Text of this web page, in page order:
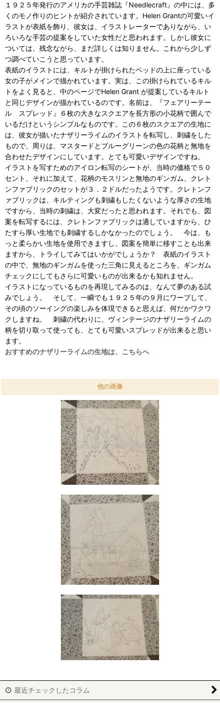
１９２５年発行のアメリカの手芸雑誌『Needlecraft』の中には、多
くのモノ作りのヒントが紹介されています。Helen Grantの可愛いイ
ラストが表紙を飾り、彼女は、イラストレーターでありながら、い
ろいろな手芸の提案をしていた女性だと思われます。しかし彼女に
ついては、残念ながら、まだ詳しくは知りません。これから少しず
つ調べていこうと思っています。
表紙のイラストには、キルトが掛けられたベッドの上に座っている
女の子がメインで描かれています。実は、この掛けられているキル
トをよく見ると、中のページでHelen Grant が提案しているキルト
と同じデザインが描かれているのです。名前は、『フェアリーテー
ル スプレッド』６枚の大きなスクエアを長方形の小花柄で囲んで
いるだけというシンプルなものです。この６枚のスクエアの生地に
は、彼女が描いたナザリーライムのイラストを転写し、刺繍をした
もので、周りは、マスタードとブルーグリーンの色の花柄と無地を
合わせたデザインにしています。とても可愛いデザインですね。
イラストを写すためのアイロン転写のシートが、当時の価格で５０
セント、それに加えて、花柄のモスリンと無地のギンガム、クレト
ンファブリックのセットが３．２ドルだったようです。クレトンフ
ァブリックは、キルティングも刺繍もしたくないような厚さの生地
ですから、当時の刺繍は、大変だったと思われます。それでも、図
案を転写するには、クレトンファブリックは適していますから、ひ
たすら厚い生地でも刺繍するしかなかったのでしょう。 今は、も
っと柔らかい生地を使用できますし、図案を簡単に移すことも出来
ますから、トライしてみてはいかがでしょうか？ 表紙のイラスト
の中で、無地のギンガムを使った三角に見えるところを、ギンガム
チェックにしてもさらに可愛いものが出来るかも知れません。
イラストになっているものを再現してみるのは、なんて夢のある試
みでしょう。 そして、一瞬でも１９２５年の９月にワープして、
その頃のソーイングの楽しみを体現できると思えば、何だかワクワ
クしますね。 刺繍の代わりに、ヴィンテージのナザリーライムの
柄を切り取って使っても、とても可愛いスプレッドが出来ると思い
ます。
おすすめのナザリーライムの生地は、こちらへ
他の画像
最近チェックしたコラム